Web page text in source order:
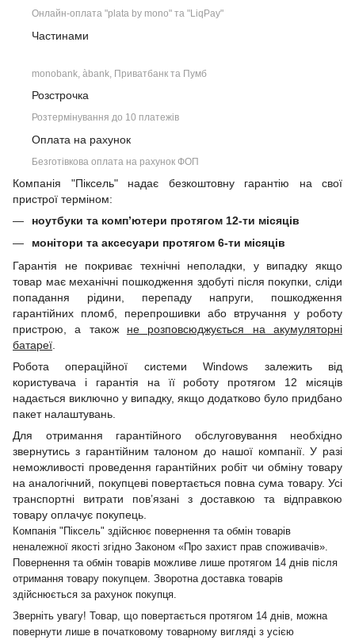
Онлайн-оплата "plata by mono" та "LiqPay"
Частинами
monobank, àbank, Приватбанк та Пумб
Розстрочка
Розтермінування до 10 платежів
Оплата на рахунок
Безготівкова оплата на рахунок ФОП
Компанія "Піксель" надає безкоштовну гарантію на свої
пристрої терміном:
ноутбуки та комп’ютери протягом 12-ти місяців
монітори та аксесуари протягом 6-ти місяців
Гарантія не покриває технічні неполадки, у випадку якщо
товар має механічні пошкодження здобуті після покупки, сліди
попадання рідини, перепаду напруги, пошкодження
гарантійних пломб, перепрошивки або втручання у роботу
пристрою, а також не розповсюджується на акумуляторні
батареї
Робота операційної системи Windows залежить від
користувача і гарантія на її роботу протягом 12 місяців
надається виключно у випадку, якщо додатково було придбано
пакет налаштувань.
Для отримання гарантійного обслуговування необхідно
звернутись з гарантійним талоном до нашої компанії. У разі
неможливості проведення гарантійних робіт чи обміну товару
на аналогічний, покупцеві повертається повна сума товару. Усі
транспортні витрати пов’язані з доставкою та відправкою
товару оплачує покупець.
Компанія "Піксель" здійснює повернення та обмін товарів
неналежної якості згідно Законом «Про захист прав споживачів».
Повернення та обмін товарів можливе лише протягом 14 днів після
отримання товару покупцем. Зворотна доставка товарів
здійснюється за рахунок покупця.
Зверніть увагу! Товар, що повертається протягом 14 днів, можна
повернути лише в початковому товарному вигляді з усією